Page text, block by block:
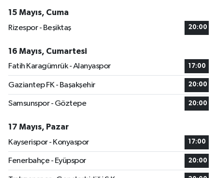
15 Mayıs, Cuma
Rizespor - Beşiktaş
20:00
16 Mayıs, Cumartesi
Fatih Karagümrük - Alanyaspor
17:00
Gaziantep FK - Başakşehir 20:00
Samsunspor - Göztepe 20:00
17 Mayıs, Pazar
Kayserispor - Konyaspor
17:00
Fenerbahçe - Eyüpspor 20:00